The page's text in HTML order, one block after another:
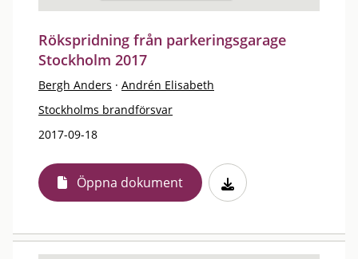
Rökspridning från parkeringsgarage
Stockholm 2017
Bergh Anders · Andrén Elisabeth
Stockholms brandförsvar
2017-09-18
Öppna dokument